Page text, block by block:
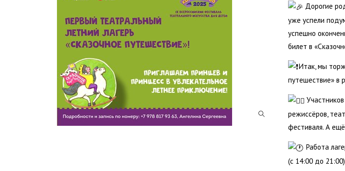
Дорогие
уже успели
успешно
билет в
Итак, мы
путешествие» в
режиссёров,
фестиваля. А
Работа
(с 14:00 до